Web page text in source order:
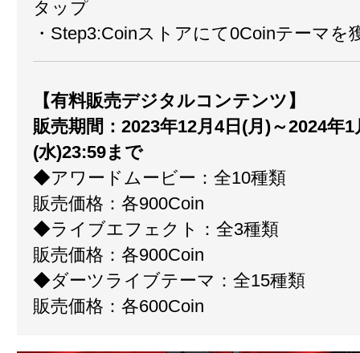
タップ
・Step3:Coinストアにて0Coinテーマを
【有料販売デジタルコンテンツ】
販売期間：2023年12月4日(月)～2024年1
(水)23:59まで
◆アワードムービー：全10種類
販売価格：各900Coin
◆ライブエフェクト：全3種類
販売価格：各900Coin
◆ダーツライブテーマ：全15種類
販売価格：各600Coin